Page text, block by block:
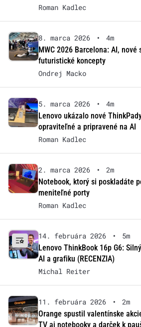
Roman Kadlec
8. marca 2026 •
4m
MWC 2026 Barcelona: AI, nové
futuristické koncepty
Ondrej Macko
5. marca 2026 •
4m
Lenovo ukázalo nové
opraviteľné a pripravené na AI
Roman Kadlec
2. marca 2026 •
2m
Notebook, ktorý si poskladáte
meniteľné porty
Roman Kadlec
14. februára 2026 •
5m
Lenovo ThinkBook 16p G6:
AI a grafiku (RECENZIA)
Michal Reiter
11. februára 2026 •
2m
Orange spustil valentínske
TV aj notebooky a darček k